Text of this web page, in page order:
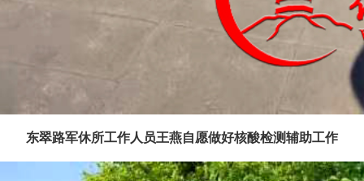
东翠路军休所工作人员王燕自愿做好核酸检测辅助工作